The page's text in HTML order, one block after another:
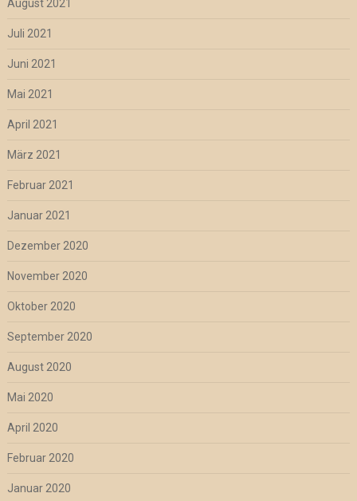
August 2021
Juli 2021
Juni 2021
Mai 2021
April 2021
März 2021
Februar 2021
Januar 2021
Dezember 2020
November 2020
Oktober 2020
September 2020
August 2020
Mai 2020
April 2020
Februar 2020
Januar 2020